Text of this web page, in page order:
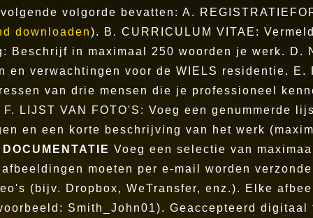
volgorde bevatten: A.
downloaden). B. CURRICULUM VITAE:
Beschrijf in maximaal 250 woorden je werk. D.
en verwachtingen voor de WIELS residentie. E.
van drie mensen die je professioneel
LIJST VAN FOTO'S: Voeg een genummerde
en een korte beschrijving van het werk
Voeg een selectie van
moeten per e-mail worden
(bijv. Dropbox, WeTransfer, enz.). Elke
Smith_John01). Geaccepteerd